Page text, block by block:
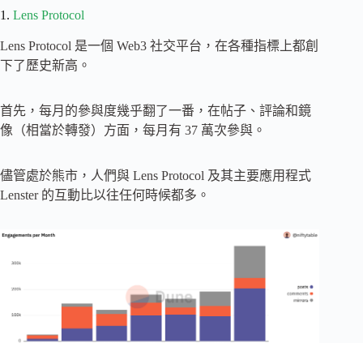
1. Lens Protocol
Lens Protocol 是一個 Web3 社交平台，在各種指標上都創
下了歷史新高。
首先，每月的參與度幾乎翻了一番，在帖子、評論和鏡
像（相當於轉發）方面，每月有 37 萬次參與。
儘管處於熊市，人們與 Lens Protocol 及其主要應用程式
Lenster 的互動比以往任何時候都多。